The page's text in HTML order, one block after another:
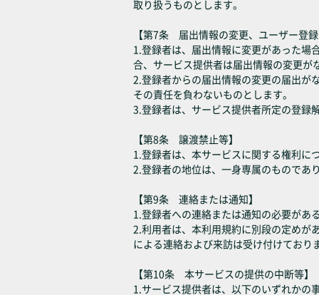
取り扱うものとします。
【第7条 届出情報の変更、ユーザー登
1.登録者は、届出情報に変更があった場
合、サービス提供者は届出情報の変更が
2.登録者からの届出情報の変更の届出が
その責任を負わないものとします。
3.登録者は、サービス提供者所定の登録
【第8条 譲渡禁止等】
1.登録者は、本サービスに関する権利に
2.登録者の地位は、一身専属のものであ
【第9条 連絡または通知】
1.登録者への連絡または通知の必要があ
2.利用者は、本利用規約に別段の定めが
による連絡および来訪は受け付けており
【第10条 本サービスの提供の中断等】
1.サービス提供者は、以下のいずれかの